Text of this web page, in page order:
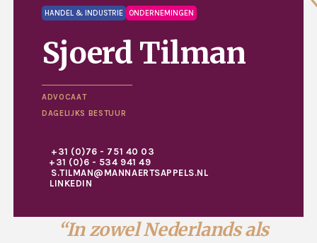
HANDEL & INDUSTRIE ONDERNEMINGEN
Sjoerd Tilman
ADVOCAAT
DAGELIJKS BESTUUR
+31 (0)76 - 751 40 03
+31 (0)6 - 534 941 49
S.TILMAN@MANNAERTSAPPELS.NL
LINKEDIN
“In zowel Nederlands als